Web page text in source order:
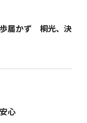
届かず 桐光、決
心